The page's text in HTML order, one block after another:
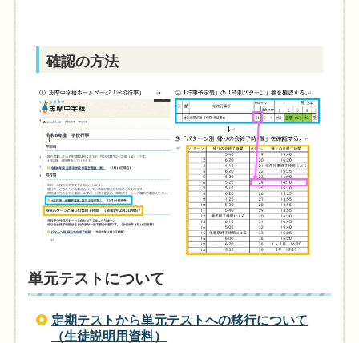
確認の方法
単元テストについて
定期テストから単元テストへの移行について
（生徒説明用資料）